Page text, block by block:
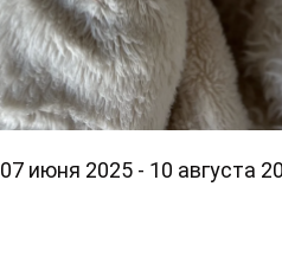
07 июня 2025 - 10 августа